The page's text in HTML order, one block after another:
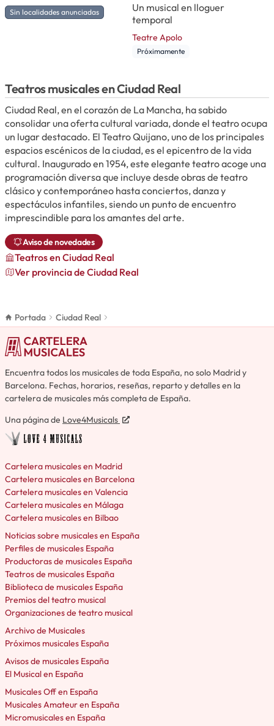
Sin localidades anunciadas
Un musical en lloguer
temporal
Teatre Apolo
Próximamente
Teatros musicales en Ciudad Real
Ciudad Real, en el corazón de La Mancha, ha sabido
consolidar una oferta cultural variada, donde el teatro ocupa
un lugar destacado. El Teatro Quijano, uno de los principales
espacios escénicos de la ciudad, es el epicentro de la vida
cultural. Inaugurado en 1954, este elegante teatro acoge una
programación diversa que incluye desde obras de teatro
clásico y contemporáneo hasta conciertos, danza y
espectáculos infantiles, siendo un punto de encuentro
imprescindible para los amantes del arte.
Aviso de novedades
Teatrosen Ciudad Real
Ver provincia de Ciudad Real
Portada Ciudad Real
Encuentra todos los musicales de toda España, no solo Madrid y
Barcelona. Fechas, horarios, reseñas, reparto y detalles en la
cartelera de musicales más completa de España.
Una página de Love4Musicals
Cartelera musicales en Madrid
Cartelera musicales en Barcelona
Cartelera musicales en Valencia
Cartelera musicales en Málaga
Cartelera musicales en Bilbao
Noticias sobre musicales en España
Perfiles de musicales España
Productoras de musicales España
Teatros de musicales España
Biblioteca de musicales España
Premios del teatro musical
Organizaciones de teatro musical
Archivo de Musicales
Próximos musicales España
Avisos de musicales España
El Musical en España
Musicales Off en España
Musicales Amateur en España
Micromusicales en España